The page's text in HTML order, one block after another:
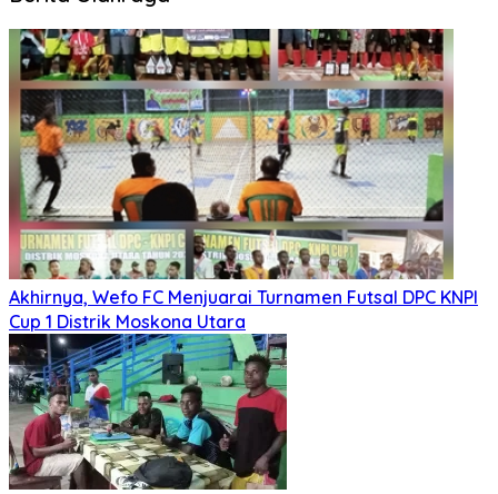
Akhirnya, Wefo FC Menjuarai Turnamen Futsal DPC KNPI
Cup 1 Distrik Moskona Utara